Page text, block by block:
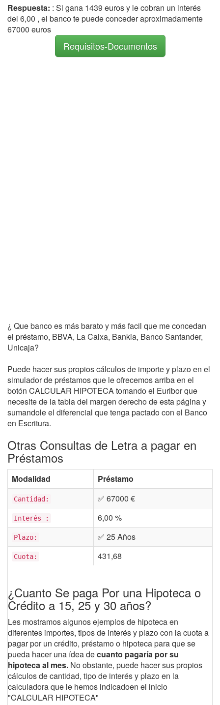
Respuesta: : Si gana 1439 euros y le cobran un interés
del 6,00 , el banco te puede conceder aproximadamente
67000 euros
Requisitos-Documentos
¿ Que banco es más barato y más facil que me concedan
el préstamo, BBVA, La Caixa, Bankia, Banco Santander,
Unicaja?
Puede hacer sus propios cálculos de importe y plazo en el
simulador de préstamos que le ofrecemos arriba en el
botón CALCULAR HIPOTECA tomando el Euribor que
necesite de la tabla del margen derecho de esta página y
sumandole el diferencial que tenga pactado con el Banco
en Escritura.
Otras Consultas de Letra a pagar en
Préstamos
Modalidad Préstamo
Cantidad: ✅ 67000 €
Interés : 6,00 %
Plazo: ✅ 25 Años
Cuota: 431,68
¿Cuanto Se paga Por una Hipoteca o
Crédito a 15, 25 y 30 años?
Les mostramos algunos ejemplos de hipoteca en
diferentes importes, tipos de interés y plazo con la cuota a
pagar por un crédito, préstamo o hipoteca para que se
pueda hacer una ídea decuanto pagaría por su
hipoteca al mes. No obstante, puede hacer sus propios
cálculos de cantidad, tipo de interés y plazo en la
calculadora que le hemos indicadoen el inicio
"CALCULAR HIPOTECA"